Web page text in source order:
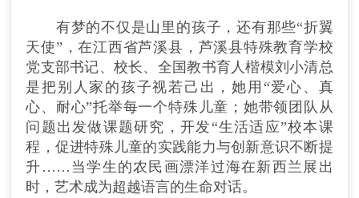
有梦的不仅是山里的孩子，还有那些“折翼
天使”，在江西省芦溪县，芦溪县特殊教育学校
党支部书记、校长、全国教书育人楷模刘小清总
是把别人家的孩子视若己出，她用“爱心、真
心、耐心”托举每一个特殊儿童；她带领团队从
问题出发做课题研究，开发“生活适应”校本课
程，促进特殊儿童的实践能力与创新意识不断提
升……当学生的农民画漂洋过海在新西兰展出
时，艺术成为超越语言的生命对话。